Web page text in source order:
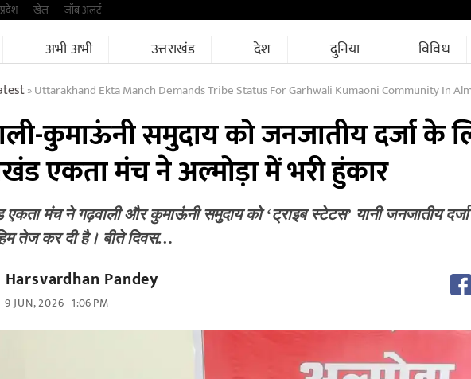
खेल जॉब अलर्ट
अभी अभी उत्तराखंड देश दुनिया विविध
»Uttarakhand Ekta Manch Demands Tribe Status For Garhwali Kumaoni Community In
कुमाऊंनी समुदाय को जनजातीय दर्जा के
एकता मंच ने अल्मोड़ा में भरी हुंकार
एकता मंच ने गढ़वाली और कुमाऊंनी समुदाय को ‘ट्राइब स्टेटस’ यानी जनजातीय
तेज कर दी है। बीते दिवस…
Harsvardhan Pandey
9 JUN, 2026 1:06 PM